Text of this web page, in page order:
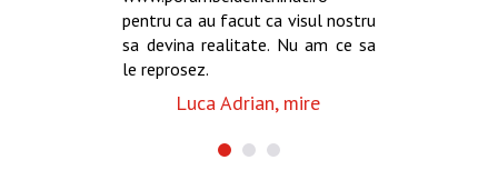
pentru ca au facut ca visul nostru
sa devina realitate. Nu am ce sa
le reprosez.
Luca Adrian, mire